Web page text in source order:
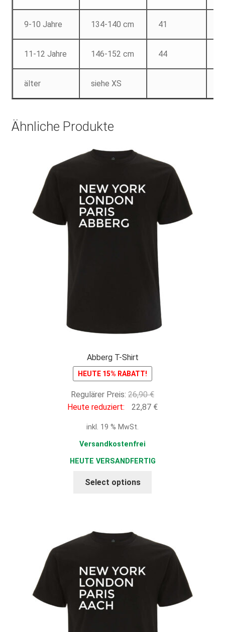
9-10 Jahre 134-140 cm 41
11-12 Jahre 146-152 cm 44
älter siehe XS
Ähnliche Produkte
Abberg T-Shirt
HEUTE 15% RABATT!
Regulärer Preis: 26,90€Ursprünglicher
Preis
Heute reduziert: 22,87 €Aktueller
inkl. 19 % MwSt.
Versandkostenfrei
HEUTE VERSANDFERTIG
Select options